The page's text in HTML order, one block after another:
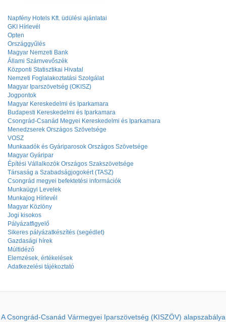
Napfény Hotels Kft. üdülési ajánlatai
GKI Hírlevél
Opten
Országgyűlés
Magyar Nemzeti Bank
Állami Számvevőszék
Központi Statisztikai Hivatal
Nemzeti Foglalakoztatási Szolgálat
Magyar Iparszövetség (OKISZ)
Jogpontok
Magyar Kereskedelmi és Iparkamara
Budapesti Kereskedelmi és Iparkamara
Csongrád-Csanád Megyei Kereskedelmi és Iparkamara
Menedzserek Országos Szövetsége
VOSZ
Munkaadók és Gyáriparosok Országos Szövetsége
Magyar Gyáripar
Építési Vállalkozók Országos Szakszövetsége
Társaság a Szabadságjogokért (TASZ)
Csongrád megyei befektetési információk
Munkaügyi Levelek
Munkajog Hírlevél
Magyar Közlöny
Jogi kisokos
Pályázatfigyelő
Sikeres pályázatkészítés (segédlet)
Gazdasági hírek
Múltidéző
Elemzések, értékelések
Adatkezelési tájékoztató
A Csongrád-Csanád Vármegyei Iparszövetség (KISZÖV) alapszabálya